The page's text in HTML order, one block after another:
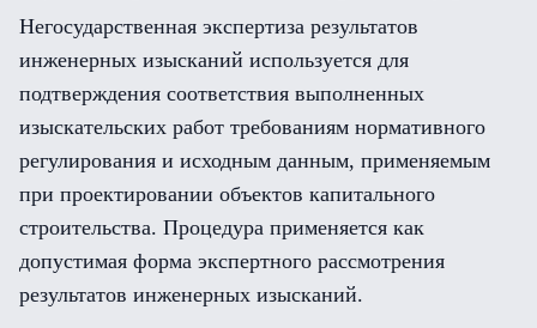
Негосударственная экспертиза результатов
инженерных изысканий используется для
подтверждения соответствия выполненных
изыскательских работ требованиям нормативного
регулирования и исходным данным, применяемым
при проектировании объектов капитального
строительства. Процедура применяется как
допустимая форма экспертного рассмотрения
результатов инженерных изысканий.